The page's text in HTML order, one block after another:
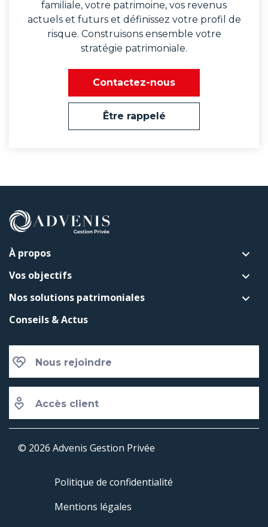
familiale, votre patrimoine, vos revenus
actuels et futurs et définissez votre profil de
risque. Construisons ensemble votre
stratégie patrimoniale.
Contactez-nous
Être rappelé
À propos
Vos objectifs
Nos solutions patrimoniales
Conseils & Actus
Nous rejoindre
Accès client
© 2026 Advenis Gestion Privée
Politique de confidentialité
Mentions légales